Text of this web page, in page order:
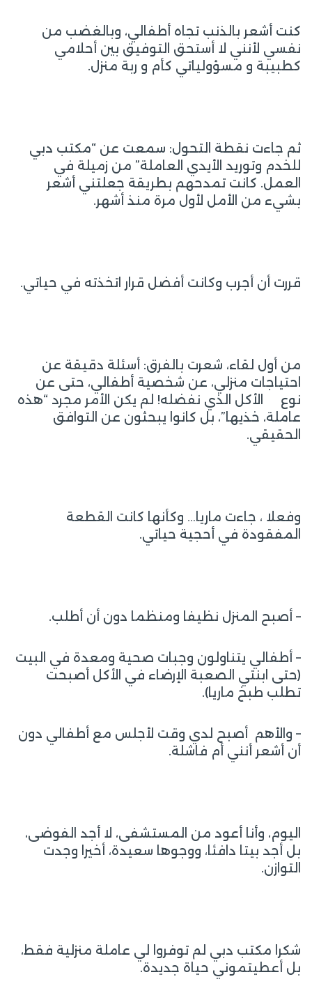
كنت أشعر بالذنب تجاه أطفالي، وبالغضب من
نفسي لأنني لا أستحق التوفيق بين أحلامي
كطبيبة و مسؤولياتي كأم و ربة منزل.
ثم جاءت نقطة التحول: سمعت عن “مكتب دبي
للخدم وتوريد الأيدي العاملة” من زميلة في
العمل. كانت تمدحهم بطريقة جعلتني أشعر
بشيء من الأمل لأول مرة منذ أشهر.
قررت أن أجرب وكانت أفضل قرار اتخذته في حياتي.
من أول لقاء، شعرت بالفرق: أسئلة دقيقة عن
احتياجات منزلي، عن شخصية أطفالي، حتى عن
نوع الأكل الذي نفضله! لم يكن الأمر مجرد “هذه
عاملة، خذيها”، بل كانوا يبحثون عن التوافق
الحقيقي.
وفعلا ، جاءت ماريا… وكأنها كانت القطعة
المفقودة في أحجية حياتي.
– أصبح المنزل نظيفا ومنظما دون أن أطلب.
– أطفالي يتناولون وجبات صحية ومعدة في البيت
(حتى ابنتي الصعبة الإرضاء في الأكل أصبحت
تطلب طبخ ماريا).
– والأهم أصبح لدي وقت لأجلس مع أطفالي دون
أن أشعر أنني أم فاشلة.
اليوم، وأنا أعود من المستشفى، لا أجد الفوضى،
بل أجد بيتا دافئا، ووجوها سعيدة، أخيرا وجدت
التوازن.
شكرا مكتب دبي لم توفروا لي عاملة منزلية فقط،
بل أعطيتموني حياة جديدة.